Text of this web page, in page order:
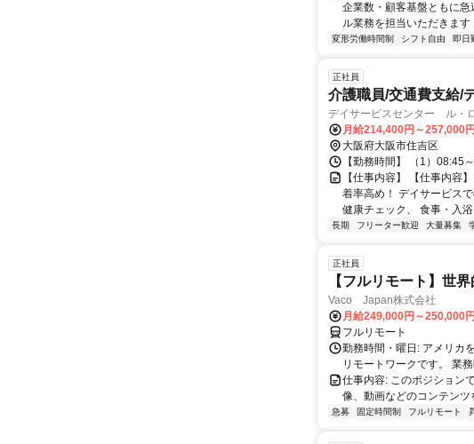
企業数・顧客基盤ともに
ル業務を担当いただきます
変形労働時間制 シフト自由 即日
正社員
介護職員/交通費支給/
デイサービスセンター ル・
月給214,400円～257,000円
大阪府大阪市住吉区
【勤務時間】 （1）08:45
【仕事内容】 【仕事内
着率高め！ デイサービス
健康チェック、 食事・入
長期 フリーター歓迎 大量募集
正社員
【フルリモート】世
Vaco Japan株式会社
月給249,000円～250,000円
フルリモート
勤務時間・曜日: アメリカ
リモートワークです。 業
仕事内容: このポジション
像、動画などのコンテン
急募 固定時間制 フルリモート